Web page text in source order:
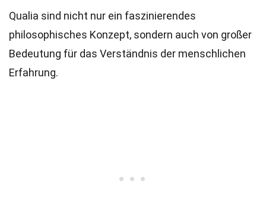
Qualia sind nicht nur ein faszinierendes
philosophisches Konzept, sondern auch von großer
Bedeutung für das Verständnis der menschlichen
Erfahrung.